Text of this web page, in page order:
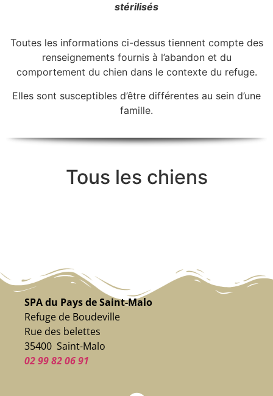
stérilisés
Toutes les informations ci-dessus tiennent compte des
renseignements fournis à l’abandon et du
comportement du chien dans le contexte du refuge.
Elles sont susceptibles d’être différentes au sein d’une
famille.
Tous les chiens
SPA du Pays de Saint-Malo
Refuge de Boudeville
Rue des belettes
35400 Saint-Malo
02 99 82 06 91